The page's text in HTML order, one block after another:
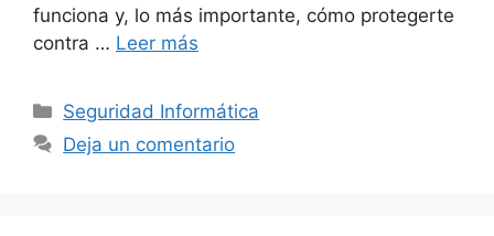
funciona y, lo más importante, cómo protegerte
contra … Leer más
Categorías
Seguridad Informática
Deja un comentario